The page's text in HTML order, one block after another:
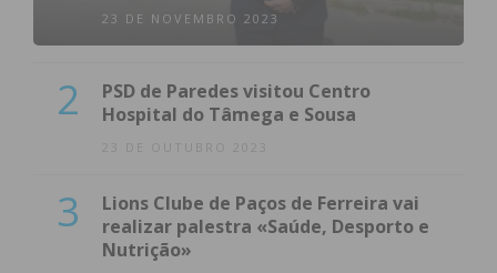
23 DE NOVEMBRO 2023
2
PSD de Paredes visitou Centro
Hospital do Tâmega e Sousa
23 DE OUTUBRO 2023
3
Lions Clube de Paços de Ferreira vai
realizar palestra «Saúde, Desporto e
Nutrição»